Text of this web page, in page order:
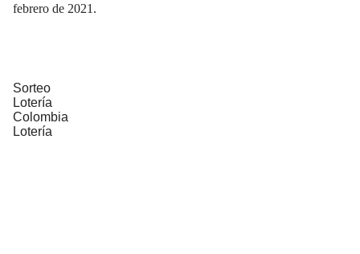
febrero de 2021.
Sorteo
Lotería
Colombia
Lotería